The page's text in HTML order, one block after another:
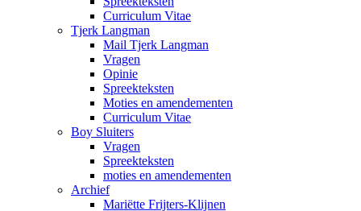
Curriculum Vitae
Tjerk Langman
Mail Tjerk Langman
Vragen
Opinie
Spreekteksten
Moties en amendementen
Curriculum Vitae
Boy Sluiters
Vragen
Spreekteksten
moties en amendementen
Archief
Mariëtte Frijters-Klijnen